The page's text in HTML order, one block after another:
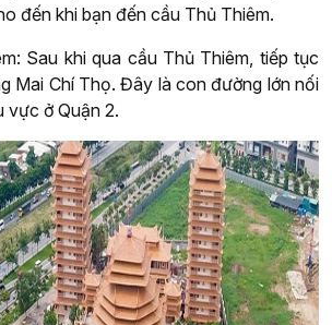
đến khi bạn đến cầu Thủ Thiêm.
Sau khi qua cầu Thủ Thiêm, tiếp tục
Mai Chí Thọ. Đây là con đường lớn nối
vực ở Quận 2.